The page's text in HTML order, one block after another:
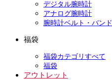
デジタル腕時計
アナログ腕時計
腕時計ベルト・バンド
福袋
福袋カテゴリすべて
福袋
アウトレット